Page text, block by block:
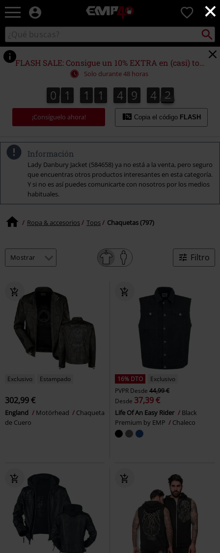
×
EMP
Música,
TV
Gaming
Merch
Ropa
Alternativa
0
Buscar
en
el
catálogo
Buscar
FLASH SALE: Consigue un 10% EXTRA en (casi) todo
Solo durante 48 horas
0
0 1
1 1
1 1
1 4
4 9
9 4
4 0
1
0
2
1
¡Consíguelo ahora! Copia el código FLASH
Información
Lady Danbury Jacket (584658) ya no está a la venta, pero seguro
que encuentras otros productos interesantes en esta categoría.
Y si no es así puedes comunicarte con nosotros por los medios
habituales.
Ropa & accesorios Tops Chaquetas (797)
Filtro
Exclusivo Estampado
302,99 €
England Motörhead
Chaqueta
de Cuero
16% DTO
Exclusivo
PVPR Desde 44,99 €
Desde 37,39 €
Life Of An Easy Rider
Black
Premium by EMP
Chaleco